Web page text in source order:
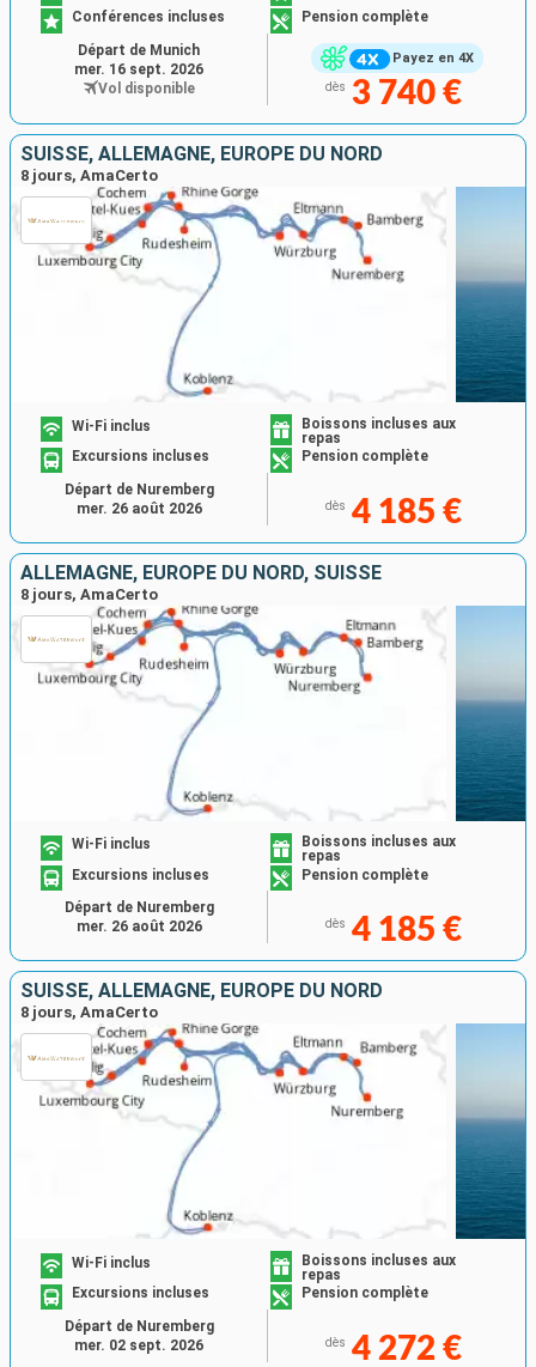
Payez en 4X
Conférences incluses
Pension complète
dès 3 740 €
Départ de Munich
mer. 16 sept. 2026
Vol disponible
SUISSE, ALLEMAGNE, EUROPE DU NORD
8 jours, AmaCerto
Wi-Fi inclus
Boissons incluses aux
repas
Excursions incluses
Pension complète
dès 4 185 €
Départ de Nuremberg
mer. 26 août 2026
ALLEMAGNE, EUROPE DU NORD, SUISSE
8 jours, AmaCerto
Wi-Fi inclus
Boissons incluses aux
repas
Excursions incluses
Pension complète
dès 4 185 €
Départ de Nuremberg
mer. 26 août 2026
SUISSE, ALLEMAGNE, EUROPE DU NORD
8 jours, AmaCerto
Wi-Fi inclus
Boissons incluses aux
repas
Excursions incluses
Pension complète
dès 4 272 €
Départ de Nuremberg
mer. 02 sept. 2026